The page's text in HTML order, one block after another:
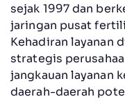
sejak 1997 dan
jaringan pusat
Kehadiran layanan
strategis
jangkauan layanan
daerah-daerah